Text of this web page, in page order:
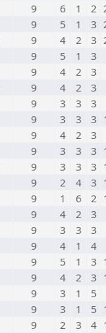
9 6 1 2
9 5 1 3
9 4 2 3
9 5 1
3
9 4 2
3
9 4 2
3
9 3 3
3
9 3 3 3
9 4 2
3
9 3 3 3
9 3 3 3
9 2 4 3
9 1 6 2
9 4 2
3
9 3 3
3
9 4 1
4
9 5 1 3
9 4 2 3
9 3 1
5
9 3 1 5
9 2 3 4